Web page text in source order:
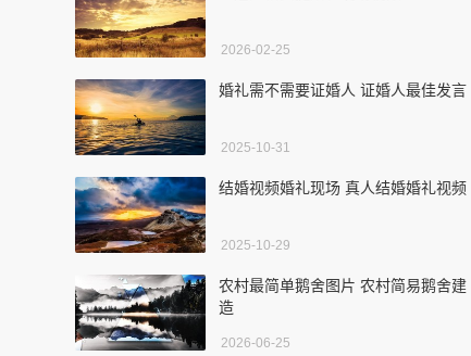
2026-02-25
婚礼需不需要证婚人 证婚人最佳发言
2025-10-31
结婚视频婚礼现场 真人结婚婚礼视频
2025-10-29
农村最简单鹅舍图片 农村简易鹅舍建
造
2026-06-25